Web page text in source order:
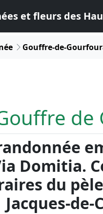
et fleurs des
Gouffre-de-
de
Domitia.
du
Jacques-